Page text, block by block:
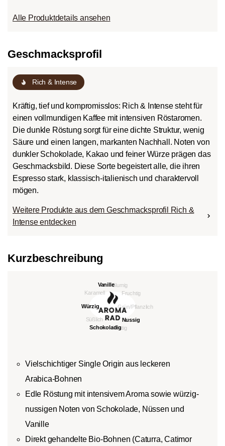
roast
Alle Produktdetails ansehen
Geschmacksprofil
Rich & Intense
Kräftig, tief und kompromisslos: Rich & Intense steht für
einen vollmundigen Kaffee mit intensiven Röstaromen.
Die dunkle Röstung sorgt für eine dichte Struktur, wenig
Säure und einen langen, markanten Nachhall. Noten von
dunkler Schokolade, Kakao und feiner Würze prägen das
Geschmacksbild. Diese Sorte begeistert alle, die ihren
Espresso stark, klassisch-italienisch und charaktervoll
mögen.
Weitere Produkte aus dem Geschmacksprofil Rich &
Intense entdecken
Kurzbeschreibung
Vielschichtiger Single Origin aus leckeren
Arabica-Bohnen
Edle Röstung mit intensivem Aroma sowie würzig-
nussigen Noten von Schokolade, Nüssen und
Vanille
Direkt gehandelte Bio-Bohnen (Caturra, Catimor